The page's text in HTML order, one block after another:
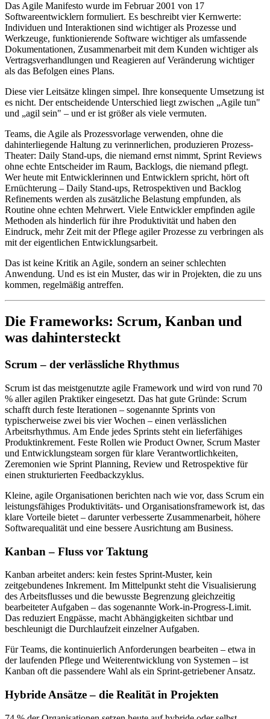
Das Agile Manifesto wurde im Februar 2001 von 17
Softwareentwicklern formuliert. Es beschreibt vier Kernwerte:
Individuen und Interaktionen sind wichtiger als Prozesse und
Werkzeuge, funktionierende Software wichtiger als umfassende
Dokumentationen, Zusammenarbeit mit dem Kunden wichtiger als
Vertragsverhandlungen und Reagieren auf Veränderung wichtiger
als das Befolgen eines Plans.
Diese vier Leitsätze klingen simpel. Ihre konsequente Umsetzung ist
es nicht. Der entscheidende Unterschied liegt zwischen „Agile tun"
und „agil sein" – und er ist größer als viele vermuten.
Teams, die Agile als Prozessvorlage verwenden, ohne die
dahinterliegende Haltung zu verinnerlichen, produzieren Prozess-
Theater: Daily Stand-ups, die niemand ernst nimmt, Sprint Reviews
ohne echte Entscheider im Raum, Backlogs, die niemand pflegt.
Wer heute mit Entwicklerinnen und Entwicklern spricht, hört oft
Ernüchterung – Daily Stand-ups, Retrospektiven und Backlog
Refinements werden als zusätzliche Belastung empfunden, als
Routine ohne echten Mehrwert. Viele Entwickler empfinden agile
Methoden als hinderlich für ihre Produktivität und haben den
Eindruck, mehr Zeit mit der Pflege agiler Prozesse zu verbringen als
mit der eigentlichen Entwicklungsarbeit.
Das ist keine Kritik an Agile, sondern an seiner schlechten
Anwendung. Und es ist ein Muster, das wir in Projekten, die zu uns
kommen, regelmäßig antreffen.
Die Frameworks: Scrum, Kanban und
was dahintersteckt
Scrum – der verlässliche Rhythmus
Scrum ist das meistgenutzte agile Framework und wird von rund 70
% aller agilen Praktiker eingesetzt. Das hat gute Gründe: Scrum
schafft durch feste Iterationen – sogenannte Sprints von
typischerweise zwei bis vier Wochen – einen verlässlichen
Arbeitsrhythmus. Am Ende jedes Sprints steht ein lieferfähiges
Produktinkrement. Feste Rollen wie Product Owner, Scrum Master
und Entwicklungsteam sorgen für klare Verantwortlichkeiten,
Zeremonien wie Sprint Planning, Review und Retrospektive für
einen strukturierten Feedbackzyklus.
Kleine, agile Organisationen berichten nach wie vor, dass Scrum ein
leistungsfähiges Produktivitäts- und Organisationsframework ist, das
klare Vorteile bietet – darunter verbesserte Zusammenarbeit, höhere
Softwarequalität und eine bessere Ausrichtung am Business.
Kanban – Fluss vor Taktung
Kanban arbeitet anders: kein festes Sprint-Muster, kein
zeitgebundenes Inkrement. Im Mittelpunkt steht die Visualisierung
des Arbeitsflusses und die bewusste Begrenzung gleichzeitig
bearbeiteter Aufgaben – das sogenannte Work-in-Progress-Limit.
Das reduziert Engpässe, macht Abhängigkeiten sichtbar und
beschleunigt die Durchlaufzeit einzelner Aufgaben.
Für Teams, die kontinuierlich Anforderungen bearbeiten – etwa in
der laufenden Pflege und Weiterentwicklung von Systemen – ist
Kanban oft die passendere Wahl als ein Sprint-getriebener Ansatz.
Hybride Ansätze – die Realität in Projekten